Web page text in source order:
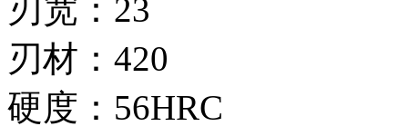
刃宽：23
刃材：420
硬度：56HRC